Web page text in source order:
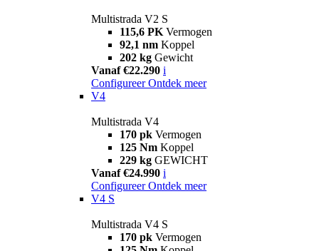
Multistrada V2 S
115,6 PK Vermogen
92,1 nm Koppel
202 kg Gewicht
Vanaf €22.290 i
Configureer Ontdek meer
V4
Multistrada V4
170 pk Vermogen
125 Nm Koppel
229 kg GEWICHT
Vanaf €24.990 i
Configureer Ontdek meer
V4 S
Multistrada V4 S
170 pk Vermogen